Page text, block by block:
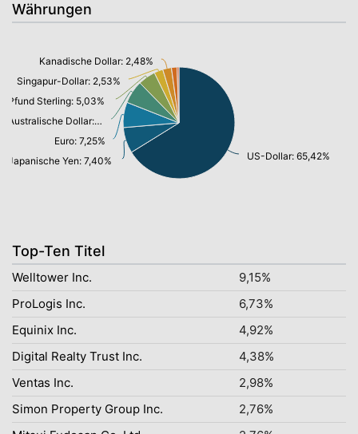
Währungen
US-Dollar: 65,42%
Japanische Yen: 7,40%
Euro: 7,25%
Australische Dollar: 6,60%
Pfund Sterling: 5,03%
Singapur-Dollar: 2,53%
Kanadische Dollar: 2,48%
Top-Ten Titel
Welltower Inc.
9,15%
ProLogis Inc.
6,73%
Equinix Inc.
4,92%
Digital Realty Trust Inc.
4,38%
Ventas Inc.
2,98%
Simon Property Group Inc.
2,76%